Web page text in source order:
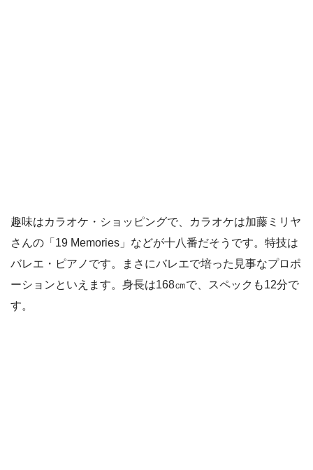
趣味はカラオケ・ショッピングで、カラオケは加藤ミリヤ
さんの「19 Memories」などが十八番だそうです。特技は
バレエ・ピアノです。まさにバレエで培った見事なプロポ
ーションといえます。身長は168㎝で、スペックも12分で
す。